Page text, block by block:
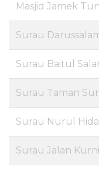
Masjid Jamek
Surau
Surau Baitul
Surau Taman
Surau Nurul
Surau Jalan